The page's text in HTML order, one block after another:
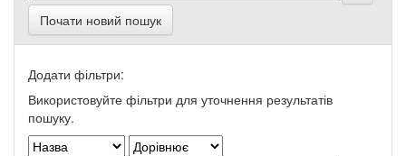
Почати новий пошук
Додати фільтри:
Використовуйте фільтри для уточнення результатів
пошуку.